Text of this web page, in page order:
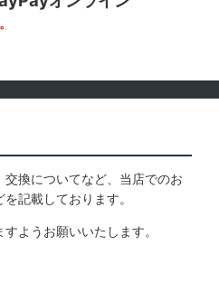
換についてなど、当店でのお
記載しております。
ようお願いいたします。